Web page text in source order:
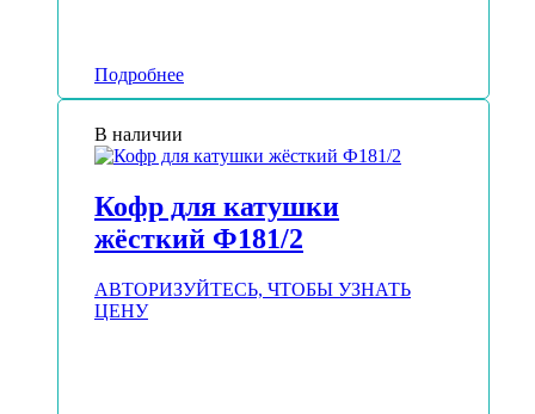
Подробнее
В наличии
Кофр для катушки
жёсткий Ф181/2
АВТОРИЗУЙТЕСЬ, ЧТОБЫ УЗНАТЬ
ЦЕНУ